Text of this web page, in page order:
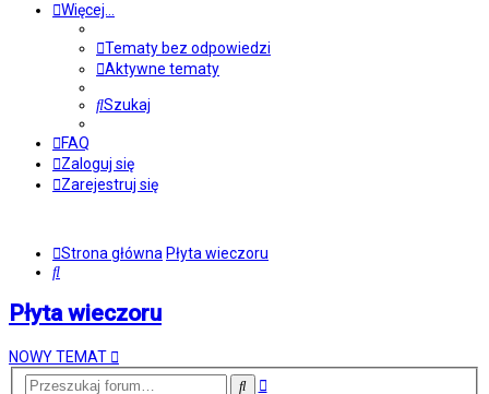
Więcej…
Tematy bez odpowiedzi
Aktywne tematy
Szukaj
FAQ
Zaloguj się
Zarejestruj się
Strona główna Płyta wieczoru
Szukaj
Płyta wieczoru
NOWY TEMAT
SzukajWyszukiwanie